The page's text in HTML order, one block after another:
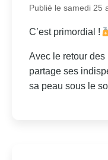
Publié le samedi 25
C’est primordial !
Avec le retour
partage ses
sa peau sous le